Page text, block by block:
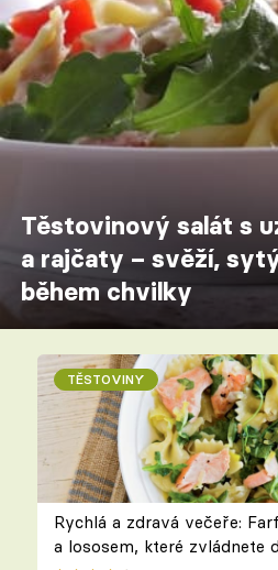
Těstovinový salát s
a rajčaty – svěží,
během chvilky
TĚSTOVINY
Rychlá a zdravá večeře:
a lososem, které zvládnete